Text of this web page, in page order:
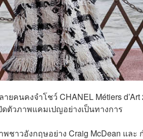
คนคงจำโชว์ CHANEL Métiers d’Art
ตัวภาพแคมเปญอย่างเป็นทางการ
ชาวอังกฤษอย่าง Craig McDean และ